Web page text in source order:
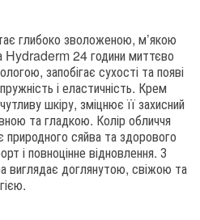
глибоко зволоженою, м’якою
Hydraderm 24 години миттєво
запобігає сухості та появі
і еластичність. Крем
шкіру, зміцнює її захисний
та гладкою. Колір обличчя
природного сяйва та здорового
і повноцінне відновлення. З
виглядає доглянутою, свіжою та